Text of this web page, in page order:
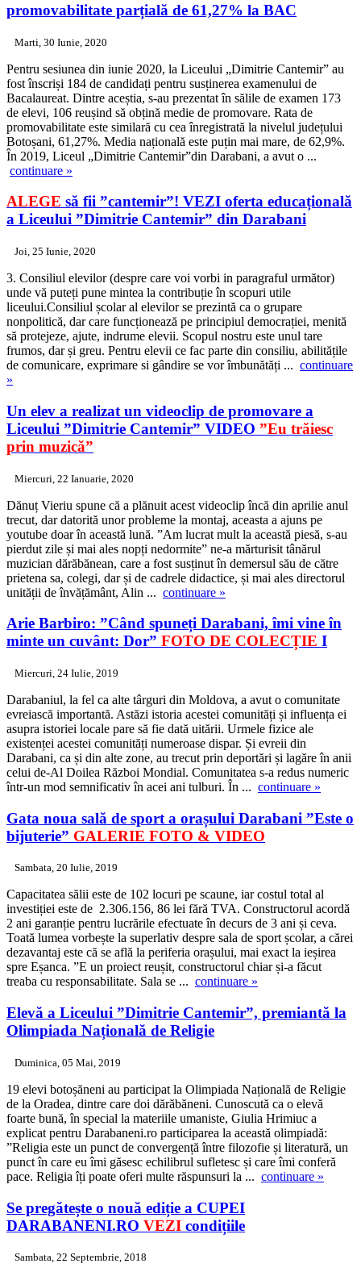
promovabilitate parțială de 61,27% la BAC
Marti, 30 Iunie, 2020
Pentru sesiunea din iunie 2020, la Liceului „Dimitrie Cantemir” au
fost înscriși 184 de candidați pentru susținerea examenului de
Bacalaureat. Dintre aceștia, s-au prezentat în sălile de examen 173
de elevi, 106 reușind să obțină medie de promovare. Rata de
promovabilitate este similară cu cea înregistrată la nivelul județului
Botoșani, 61,27%. Media națională este puțin mai mare, de 62,9%.
În 2019, Liceul „Dimitrie Cantemir”din Darabani, a avut o ...
continuare »
ALEGE să fii ”cantemir”! VEZI oferta educațională
a Liceului ”Dimitrie Cantemir” din Darabani
Joi, 25 Iunie, 2020
3. Consiliul elevilor (despre care voi vorbi in paragraful următor)
unde vă puteți pune mintea la contribuție în scopuri utile
liceului.Consiliul școlar al elevilor se prezintă ca o grupare
nonpolitică, dar care funcționează pe principiul democrației, menită
să protejeze, ajute, indrume elevii. Scopul nostru este unul tare
frumos, dar și greu. Pentru elevii ce fac parte din consiliu, abilitățile
de comunicare, exprimare si gândire se vor îmbunătăți ... continuare
»
Un elev a realizat un videoclip de promovare a
Liceului ”Dimitrie Cantemir” VIDEO ”Eu trăiesc
prin muzică”
Miercuri, 22 Ianuarie, 2020
Dănuț Vieriu spune că a plănuit acest videoclip încă din aprilie anul
trecut, dar datorită unor probleme la montaj, aceasta a ajuns pe
youtube doar în această lună. ”Am lucrat mult la această piesă, s-au
pierdut zile și mai ales nopți nedormite” ne-a mărturisit tânărul
muzician dărăbănean, care a fost susținut în demersul său de către
prietena sa, colegi, dar și de cadrele didactice, și mai ales directorul
unității de învățământ, Alin ... continuare »
Arie Barbiro: ”Când spuneți Darabani, îmi vine în
minte un cuvânt: Dor” FOTO DE COLECȚIE I
Miercuri, 24 Iulie, 2019
Darabaniul, la fel ca alte târguri din Moldova, a avut o comunitate
evreiască importantă. Astăzi istoria acestei comunități și influența ei
asupra istoriei locale pare să fie dată uitării. Urmele fizice ale
existenței acestei comunități numeroase dispar. Și evreii din
Darabani, ca și din alte zone, au trecut prin deportări și lagăre în anii
celui de-Al Doilea Război Mondial. Comunitatea s-a redus numeric
într-un mod semnificativ în acei ani tulburi. În ... continuare »
Gata noua sală de sport a orașului Darabani ”Este o
bijuterie” GALERIE FOTO & VIDEO
Sambata, 20 Iulie, 2019
Capacitatea sălii este de 102 locuri pe scaune, iar costul total al
investiției este de 2.306.156, 86 lei fără TVA. Constructorul acordă
2 ani garanție pentru lucrările efectuate în decurs de 3 ani și ceva.
Toată lumea vorbește la superlativ despre sala de sport școlar, a cărei
dezavantaj este că se află la periferia orașului, mai exact la ieșirea
spre Eșanca. ”E un proiect reușit, constructorul chiar și-a făcut
treaba cu responsabilitate. Sala se ... continuare »
Elevă a Liceului ”Dimitrie Cantemir”, premiantă la
Olimpiada Națională de Religie
Duminica, 05 Mai, 2019
19 elevi botoșăneni au participat la Olimpiada Națională de Religie
de la Oradea, dintre care doi dărăbăneni. Cunoscută ca o elevă
foarte bună, în special la materiile umaniste, Giulia Hrimiuc a
explicat pentru Darabaneni.ro participarea la această olimpiadă:
”Religia este un punct de convergență între filozofie și literatură, un
punct în care eu îmi găsesc echilibrul sufletesc și care îmi conferă
pace. Religia îți poate oferi multe răspunsuri la ... continuare »
Se pregătește o nouă ediție a CUPEI
DARABANENI.RO VEZI condițiile
Sambata, 22 Septembrie, 2018